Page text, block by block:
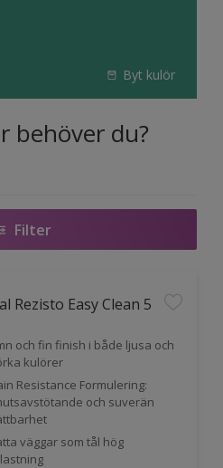
Byt kulör
behöver du?
Filter
Rezisto Easy Clean 5
och fin finish i både ljusa och
kulörer
Resistance Formulering:
och suverän
väggar som tål hög